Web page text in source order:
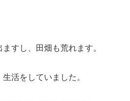
すし、田畑も荒れます。
活をしていました。